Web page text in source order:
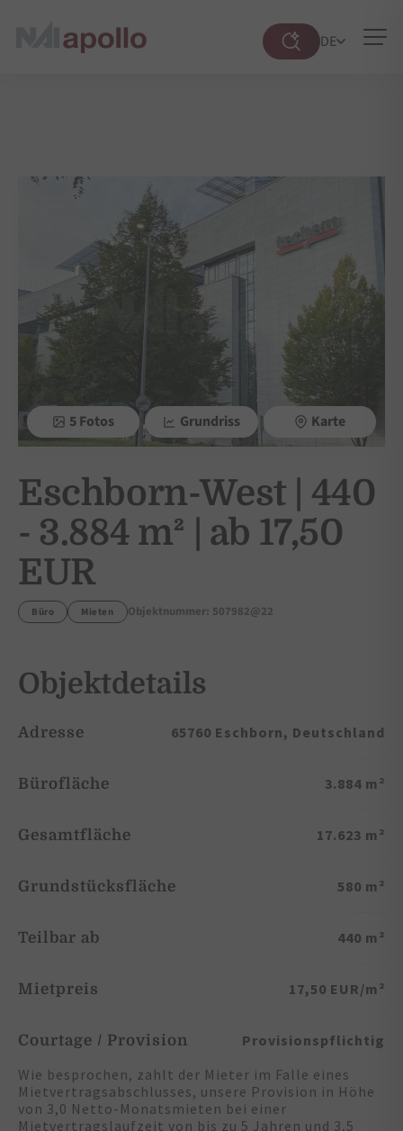
Suche
DE
5 Fotos Grundriss Karte
Eschborn-West | 440
- 3.884 m² | ab 17,50
EUR
Büro Mieten Objektnummer: 507982@22
Objektdetails
Adresse 65760 Eschborn, Deutschland
Bürofläche 3.884 m²
Gesamtfläche 17.623 m²
Grundstücksfläche 580 m²
Teilbar ab 440 m²
Mietpreis 17,50 EUR/m²
Courtage / Provision
Provisionspflichtig
Wie besprochen, zahlt der Mieter im Falle eines
Mietvertragsabschlusses, unsere Provision in Höhe
von 3,0 Netto-Monatsmieten bei einer
Mietvertragslaufzeit von bis zu 5 Jahren und 3,5